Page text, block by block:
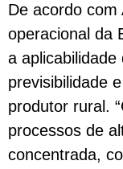
De acordo com
operacional da
a
previsibilidade
produtor rural.
processos de
concentrada,